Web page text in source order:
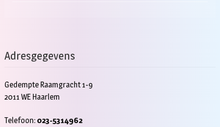
Adresgegevens
Gedempte Raamgracht 1-9
2011 WE Haarlem
Telefoon: 023-5314962